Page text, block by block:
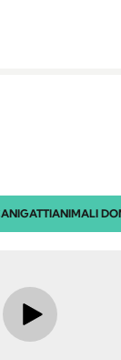
GATTIANIMALI